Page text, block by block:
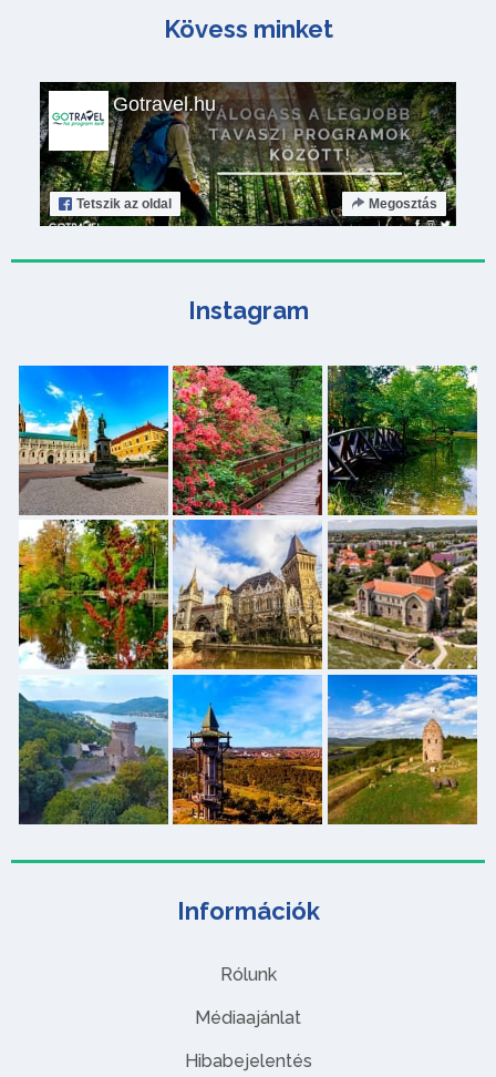
Információk
Rólunk
Médiaajánlat
Hibabejelentés
Kövess minket
Gotravel.hu
Tetszik az oldal Megosztás
Instagram